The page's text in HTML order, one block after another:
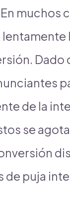
muchos
de la
se
de puja